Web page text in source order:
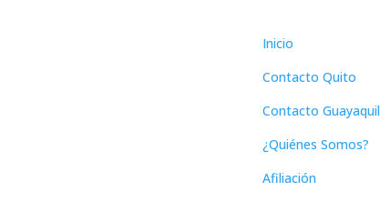
Inicio
Contacto Quito
Contacto Guayaquil
¿Quiénes Somos?
Afiliación